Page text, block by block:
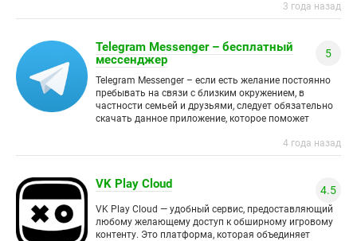
3 года назад
Telegram Messenger – бесплатный
мессенджер
5
Telegram Messenger – если есть желание постоянно
пребывать на связи с близким окружением, в
частности семьей и друзьями, следует обязательно
скачать данное приложение, которое поможет
4 года назад
VK Play Cloud 4.5
VK Play Cloud — удобный сервис, предоставляющий
любому желающему доступ к обширному игровому
контенту. Это платформа, которая объединяет